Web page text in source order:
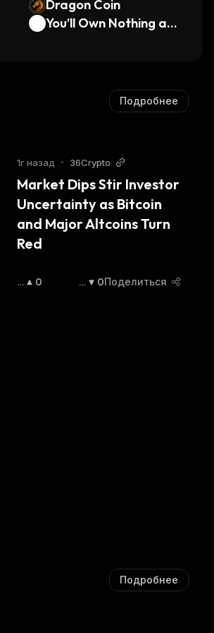
Dragon Coin
You’ll Own Nothing an
Подробнее
1г назад • 36Crypto
Market Dips Stir Investor
Uncertainty as Bitcoin
and Major Altcoins Turn
Red
П
0
С
0Поделиться
Подробнее